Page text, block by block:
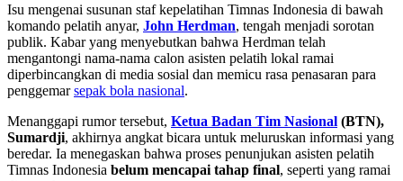
Isu mengenai susunan staf kepelatihan Timnas Indonesia di bawah
komando pelatih anyar, John Herdman, tengah menjadi sorotan
publik. Kabar yang menyebutkan bahwa Herdman telah
mengantongi nama-nama calon asisten pelatih lokal ramai
diperbincangkan di media sosial dan memicu rasa penasaran para
penggemarsepak bola nasional.
Menanggapi rumor tersebut, Ketua Badan Tim Nasional (BTN),
Sumardji, akhirnya angkat bicara untuk meluruskan informasi yang
beredar. Ia menegaskan bahwa proses penunjukan asisten pelatih
Timnas Indonesia belum mencapai tahap final, seperti yang ramai